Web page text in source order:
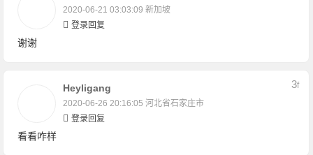
2020-06-21 03:03:09 新加坡
登录回复
谢谢
Heyligang
2020-06-26 20:16:05 河北省石家庄市
3F
登录回复
看看咋样